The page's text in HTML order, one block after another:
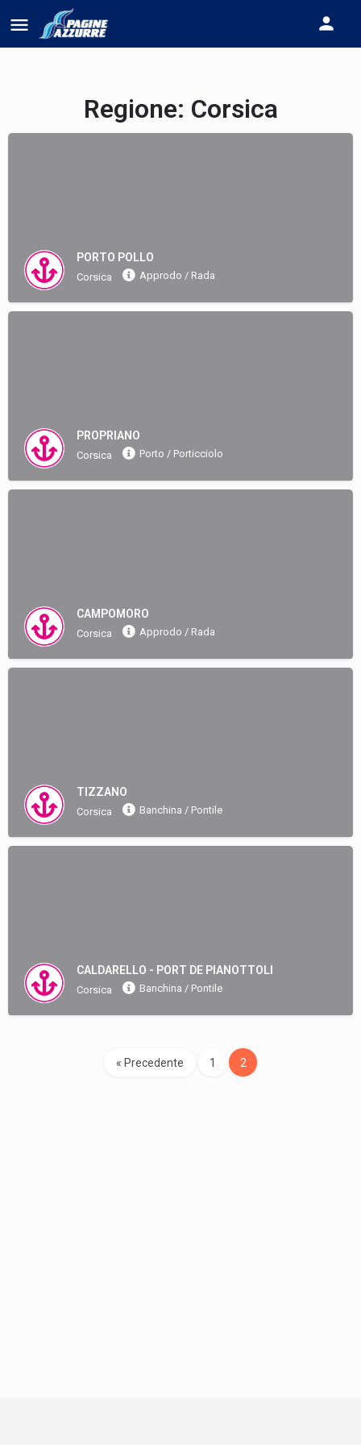
Regione: Corsica
PORTO POLLO
Corsica Approdo / Rada
PROPRIANO
Corsica Porto / Porticciolo
CAMPOMORO
Corsica Approdo / Rada
TIZZANO
Corsica Banchina / Pontile
CALDARELLO - PORT DE PIANOTTOLI
Corsica Banchina / Pontile
« Precedente 1 2